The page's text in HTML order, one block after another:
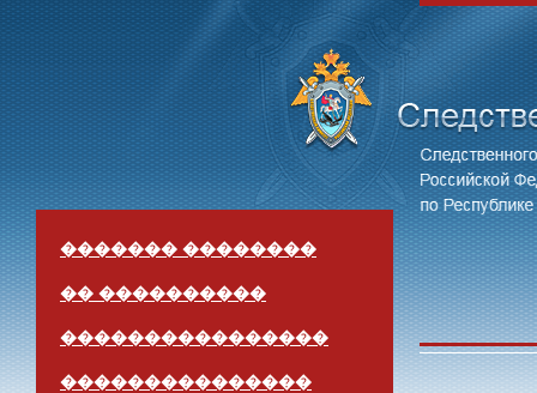
������� ��������
�� ����������
����������������
���������������